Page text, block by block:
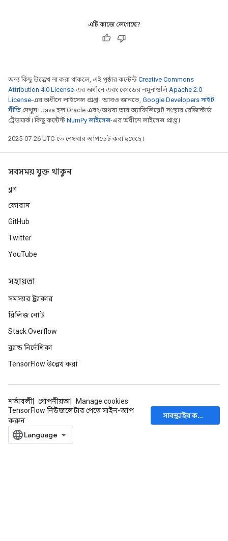
এটি কাজে লেগেছে?
অন্য কিছু উল্লেখ না করা থাকলে, এই পৃষ্ঠার কন্টেন্ট Creative Commons
Attribution 4.0 License-এর অধীনে এবং কোডের নমুনাগুলিApache 2.0
License-এর অধীনে লাইসেন্স প্রাপ্ত। আরও জানতে, Google Developers সাইট
নীতি দেখুন। Java হল Oracle এবং/অথবা তার অ্যাফিলিয়েট সংস্থার রেজিস্টার্ড
ট্রেডমার্ক। কিছু কন্টেন্ট NumPy লাইসেন্স-এর অধীনে লাইসেন্স প্রাপ্ত।
2025-07-26 UTC-তে শেষবার আপডেট করা হয়েছে।
সবসময় যুক্ত থাকুন
ব্লগ
ফোরাম
GitHub
Twitter
YouTube
সহায়তা
সমস্যার ট্র্যাকার
রিলিজ নোট
Stack Overflow
ব্র্যান্ড নির্দেশিকা
TensorFlow উল্লেখ করা
শর্তাবলী গোপনীয়তা
Manage cookies
TensorFlow নিউজলেটার পেতে সাইন-আপ
করুন
সাবস্ক্রাইব করুন